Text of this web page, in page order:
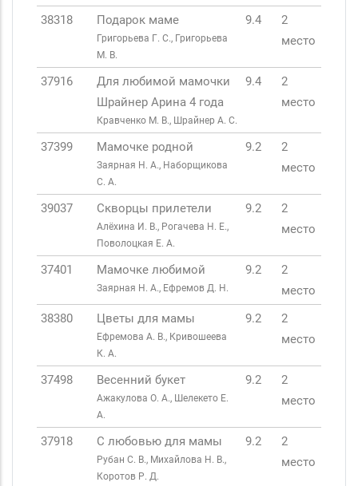
38318
Подарок маме
Григорьева Г. С., Григорьева
М. В.
9.4
2
место
37916
Для любимой мамочки
Шрайнер Арина 4 года
Кравченко М. В., Шрайнер А. С.
9.4
2
место
37399 Мамочке родной
Заярная Н. А., Наборщикова
С. А.
9.2
2
место
39037 Скворцы прилетели
Алёхина И. В., Рогачева Н. Е.,
Поволоцкая Е. А.
9.2
2
место
37401 Мамочке любимой
Заярная Н. А., Ефремов Д. Н.
9.2
2
место
38380
Цветы для мамы
Ефремова А. В., Кривошеева
К. А.
9.2
2
место
37498 Весенний букет
Ажакулова О. А., Шелекето Е.
А.
9.2
2
место
37918 С любовью для мамы
Рубан С. В., Михайлова Н. В.,
Коротов Р. Д.
9.2
2
место